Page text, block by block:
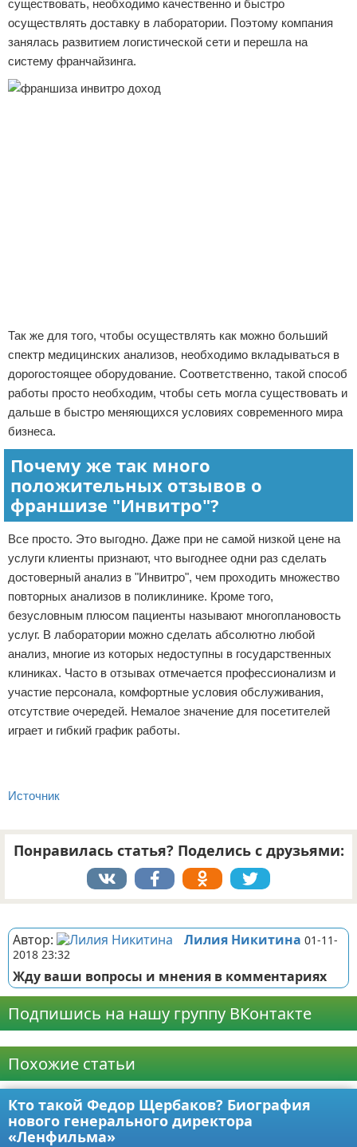
существовать, необходимо качественно и быстро
осуществлять доставку в лаборатории. Поэтому компания
занялась развитием логистической сети и перешла на
систему франчайзинга.
Так же для того, чтобы осуществлять как можно больший
спектр медицинских анализов, необходимо вкладываться в
дорогостоящее оборудование. Соответственно, такой способ
работы просто необходим, чтобы сеть могла существовать и
дальше в быстро меняющихся условиях современного мира
бизнеса.
Почему же так много
положительных отзывов о
франшизе "Инвитро"?
Все просто. Это выгодно. Даже при не самой низкой цене на
услуги клиенты признают, что выгоднее одни раз сделать
достоверный анализ в "Инвитро", чем проходить множество
повторных анализов в поликлинике. Кроме того,
безусловным плюсом пациенты называют многоплановость
услуг. В лаборатории можно сделать абсолютно любой
анализ, многие из которых недоступны в государственных
клиниках. Часто в отзывах отмечается профессионализм и
участие персонала, комфортные условия обслуживания,
отсутствие очередей. Немалое значение для посетителей
играет и гибкий график работы.
Источник
Понравилась статья? Поделись с друзьями:
Автор: Лилия Никитина 01-11-
2018 23:32
Жду ваши вопросы и мнения в комментариях
Подпишись на нашу группу ВКонтакте
Похожие статьи
Кто такой Федор Щербаков? Биография
нового генерального директора
«Ленфильма»